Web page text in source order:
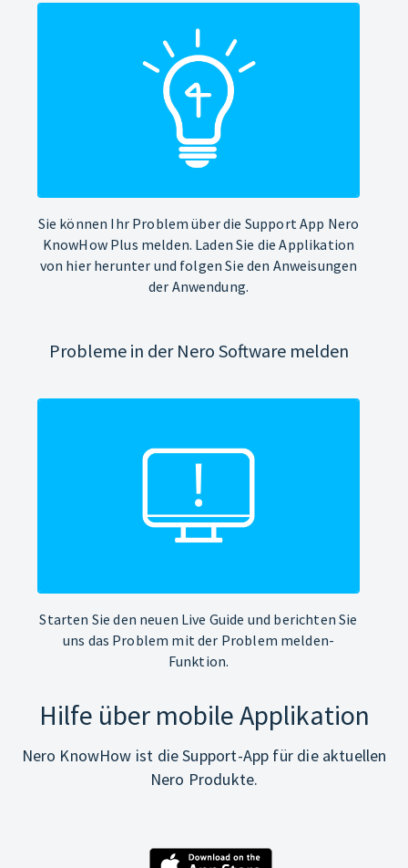
Sie können Ihr Problem über die Support App Nero
KnowHow Plus melden. Laden Sie die Applikation
von hier herunter und folgen Sie den Anweisungen
der Anwendung.
Probleme in der Nero Software melden
Starten Sie den neuen Live Guide und berichten Sie
uns das Problem mit der Problem melden-
Funktion.
Hilfe über mobile Applikation
Nero KnowHow ist die Support-App für die aktuellen
Nero Produkte.